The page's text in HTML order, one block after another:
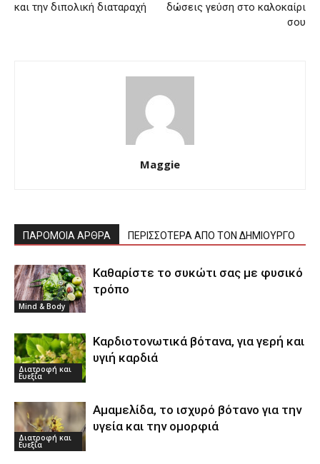
και την διπολική διαταραχή
δώσεις γεύση στο καλοκαίρι
σου
Maggie
ΠΑΡΟΜΟΙΑ ΑΡΘΡΑ ΠΕΡΙΣΣΟΤΕΡΑ ΑΠΟ ΤΟΝ ΔΗΜΙΟΥΡΓΟ
Mind & Body
Καθαρίστε το συκώτι σας με φυσικό
τρόπο
Διατροφή και
Ευεξία
Καρδιοτονωτικά βότανα, για γερή και
υγιή καρδιά
Διατροφή και
Ευεξία
Αμαμελίδα, το ισχυρό βότανο για την
υγεία και την ομορφιά